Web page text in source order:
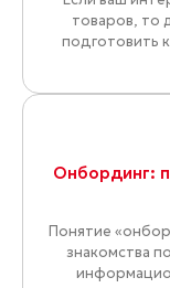
товаров, то
подготовить
Онбординг:
Понятие
знакомства